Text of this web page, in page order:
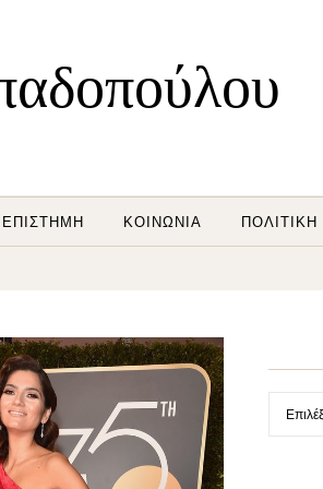
ΕΠΙΣΤΉΜΗ ΚΟΙΝΩΝΊΑ ΠΟΛΙΤΙΚΉ
Ιστορικό